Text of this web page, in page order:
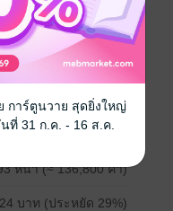
าการคอมพิวเตอร์
pdf
หน้า (≈ 136,800 คำ)
บาท (ประหยัด 29%)
การ์ตูนวาย สุดยิ่งใหญ่
ที่ 31 ก.ค. - 16 ส.ค.